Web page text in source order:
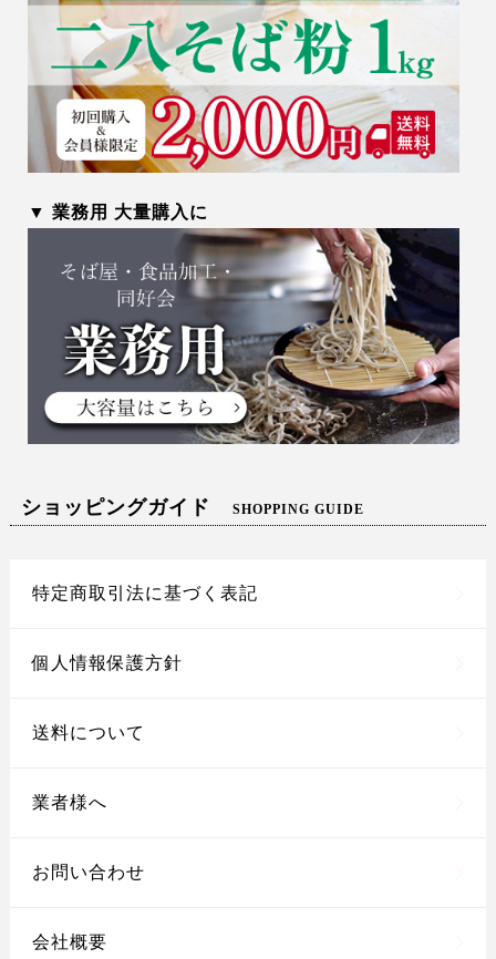
▼ 業務用 大量購入に
ショッピングガイド SHOPPING GUIDE
特定商取引法に基づく表記
個人情報保護方針
送料について
業者様へ
お問い合わせ
会社概要